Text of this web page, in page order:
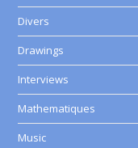
Divers
Drawings
Interviews
Mathematiques
Music